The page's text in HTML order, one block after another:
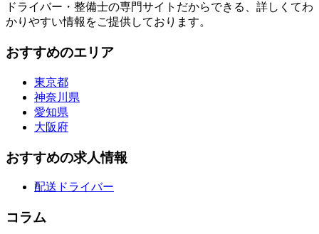
ドライバー・整備士の専門サイトだからできる、詳しくてわ
かりやすい情報をご提供しております。
おすすめのエリア
東京都
神奈川県
愛知県
大阪府
おすすめの求人情報
配送ドライバー
コラム